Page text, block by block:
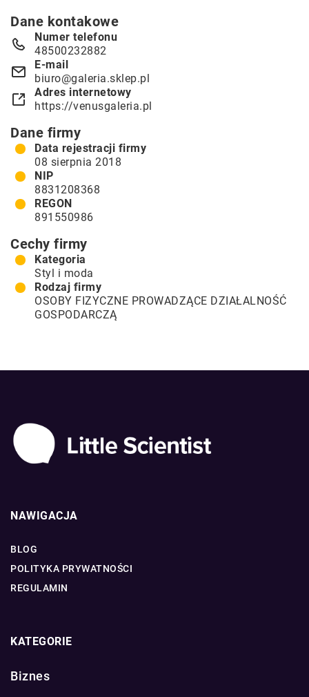
Dane kontakowe
Numer telefonu
48500232882
E-mail
biuro@galeria.sklep.pl
Adres internetowy
https://venusgaleria.pl
Dane firmy
Data rejestracji firmy
08 sierpnia 2018
NIP
8831208368
REGON
891550986
Cechy firmy
Kategoria
Styl i moda
Rodzaj firmy
OSOBY FIZYCZNE PROWADZĄCE DZIAŁALNOŚĆ
GOSPODARCZĄ
NAWIGACJA
BLOG
POLITYKA PRYWATNOŚCI
REGULAMIN
KATEGORIE
Biznes